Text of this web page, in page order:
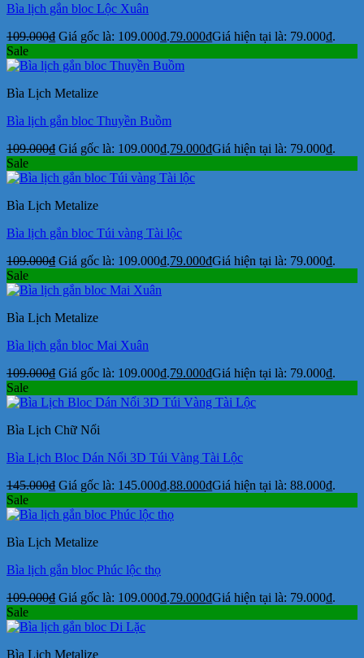
Bìa lịch gắn bloc Lộc Xuân
109.000₫ Giá gốc là: 109.000₫.79.000₫Giá hiện tại là: 79.000₫.
Sale
Bìa Lịch Metalize
Bìa lịch gắn bloc Thuyền Buồm
109.000₫ Giá gốc là: 109.000₫.79.000₫Giá hiện tại là: 79.000₫.
Sale
Bìa Lịch Metalize
Bìa lịch gắn bloc Túi vàng Tài lộc
109.000₫ Giá gốc là: 109.000₫.79.000₫Giá hiện tại là: 79.000₫.
Sale
Bìa Lịch Metalize
Bìa lịch gắn bloc Mai Xuân
109.000₫ Giá gốc là: 109.000₫.79.000₫Giá hiện tại là: 79.000₫.
Sale
Bìa Lịch Chữ Nổi
Bìa Lịch Bloc Dán Nổi 3D Túi Vàng Tài Lộc
145.000₫ Giá gốc là: 145.000₫.88.000₫Giá hiện tại là: 88.000₫.
Sale
Bìa Lịch Metalize
Bìa lịch gắn bloc Phúc lộc thọ
109.000₫ Giá gốc là: 109.000₫.79.000₫Giá hiện tại là: 79.000₫.
Sale
Bìa Lịch Metalize